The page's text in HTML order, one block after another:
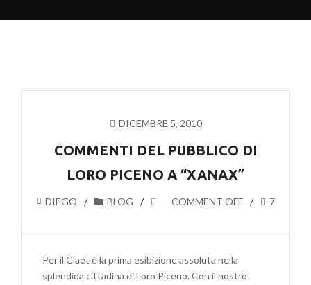
DICEMBRE 5, 2010
COMMENTI DEL PUBBLICO DI
LORO PICENO A “XANAX”
DIEGO BLOG COMMENT OFF 7
Per il Claet è la prima esibizione assoluta nella
splendida cittadina di Loro Piceno. Con il nostro